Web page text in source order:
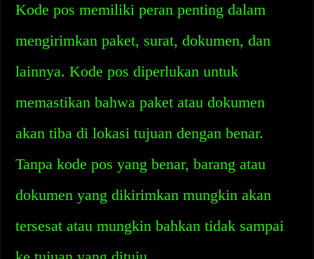
Kode pos memiliki peran penting dalam
mengirimkan paket, surat, dokumen, dan
lainnya. Kode pos diperlukan untuk
memastikan bahwa paket atau dokumen
akan tiba di lokasi tujuan dengan benar.
Tanpa kode pos yang benar, barang atau
dokumen yang dikirimkan mungkin akan
tersesat atau mungkin bahkan tidak sampai